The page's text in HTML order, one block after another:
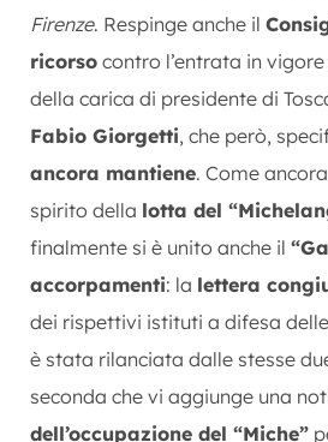
Firenze. Respinge anche il
ricorso contro l’entrata in
della carica di presidente di
Fabio Giorgetti, che però,
ancora mantiene. Come
spirito della lotta del
finalmente si è unito anche il
accorpamenti: la lettera
dei rispettivi istituti a difesa
è stata rilanciata dalle stesse
seconda che vi aggiunge una
dell’occupazione del “Miche”